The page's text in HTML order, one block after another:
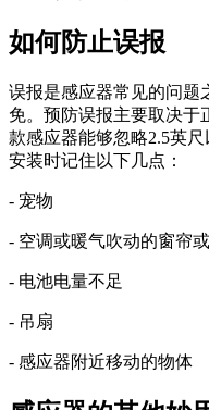
如何防止误报
误报是感应器常见的问题
免。预防误报主要取决于
款感应器能够忽略2.5英尺
安装时记住以下几点：
- 宠物
- 空调或暖气吹动的窗帘
- 电池电量不足
- 吊扇
- 感应器附近移动的物体